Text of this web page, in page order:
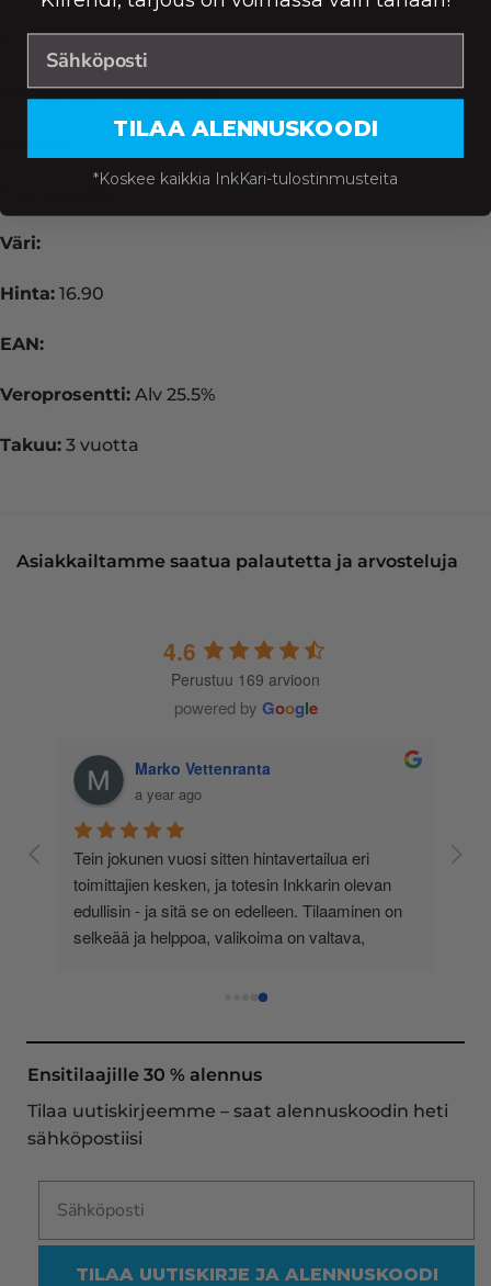
Valmistajan tuotekoodi:
Väri:
Hinta: 16.90
EAN:
Veroprosentti: Alv 25.5%
Takuu: 3 vuotta
Asiakkailtamme saatua palautetta ja arvosteluja
4.6
Perustuu 169 arvioon
powered by Google
Marko Vettenranta
a year ago
Tein jokunen vuosi sitten hintavertailua eri
toimittajien kesken, ja totesin Inkkarin olevan
edullisin - ja sitä se on edelleen. Tilaaminen on
selkeää ja helppoa, valikoima on valtava,
asiakaspalvelu todella ripeää (s-postin kautta) ja
oli noudettavissa postin lokerosta tänään!! En
näe mitään syytä vaihtaa toimittajaa. Kaikki on
ollut mitään moitittavaa! Lämmin suositus!
Ensitilaajille 30 % alennus
Tilaa uutiskirjeemme – saat alennuskoodin heti
sähköpostiisi
TILAA UUTISKIRJE JA ALENNUSKOODI
TILAA ALENNUSKOODI
*Koskee kaikkia InkKari-tulostinmusteita